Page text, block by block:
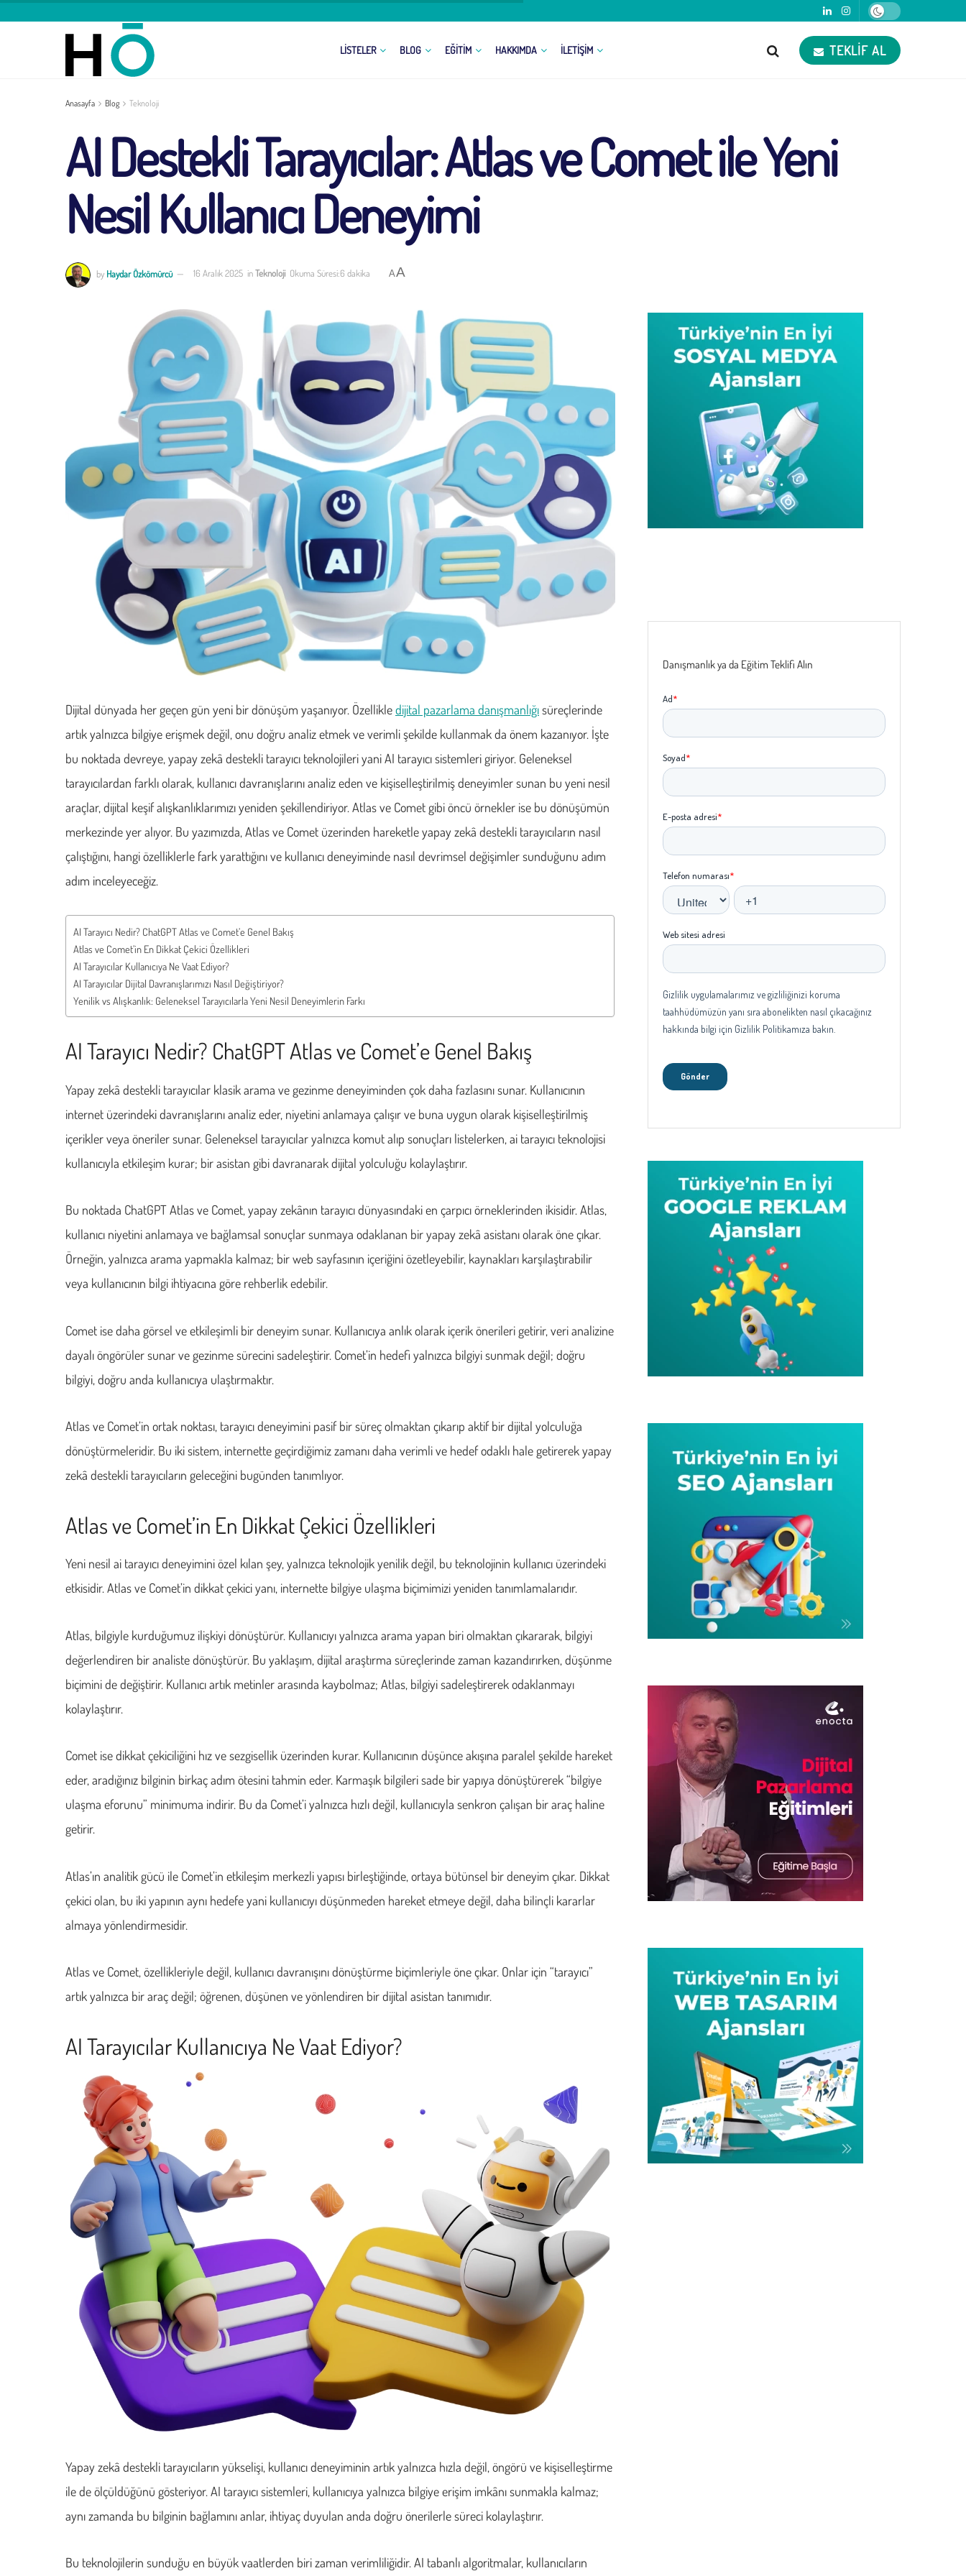
LISTELER BLOG EĞITIM HAKKIMDA İLETIŞIM TEKLIF AL
Anasayfa Blog Teknoloji
AI Destekli Tarayıcılar: Atlas ve Comet ile Yeni
Nesil Kullanıcı Deneyimi
by Haydar Özkömürcü 16 Aralık 2025 inTeknoloji Okuma Süresi:6 dakika AA
Dijital dünyada her geçen gün yeni bir dönüşüm yaşanıyor. Özellikledijital pazarlama danışmanlığısüreçlerinde
artık yalnızca bilgiye erişmek değil, onu doğru analiz etmek ve verimli şekilde kullanmak da önem kazanıyor. İşte
bu noktada devreye, yapay zekâ destekli tarayıcı teknolojileri yani AI tarayıcı sistemleri giriyor. Geleneksel
tarayıcılardan farklı olarak, kullanıcı davranışlarını analiz eden ve kişiselleştirilmiş deneyimler sunan bu yeni nesil
araçlar, dijital keşif alışkanlıklarımızı yeniden şekillendiriyor. Atlas ve Comet gibi öncü örnekler ise bu dönüşümün
merkezinde yer alıyor. Bu yazımızda, Atlas ve Comet üzerinden hareketle yapay zekâ destekli tarayıcıların nasıl
çalıştığını, hangi özelliklerle fark yarattığını ve kullanıcı deneyiminde nasıl devrimsel değişimler sunduğunu adım
adım inceleyeceğiz.
AI Tarayıcı Nedir? ChatGPT Atlas ve Comet’e Genel Bakış
Atlas ve Comet’in En Dikkat Çekici Özellikleri
AI Tarayıcılar Kullanıcıya Ne Vaat Ediyor?
AI Tarayıcılar Dijital Davranışlarımızı Nasıl Değiştiriyor?
Yenilik vs Alışkanlık: Geleneksel Tarayıcılarla Yeni Nesil Deneyimlerin Farkı
AI Tarayıcı Nedir? ChatGPT Atlas ve Comet’e Genel Bakış
Yapay zekâ destekli tarayıcılar klasik arama ve gezinme deneyiminden çok daha fazlasını sunar. Kullanıcının
internet üzerindeki davranışlarını analiz eder, niyetini anlamaya çalışır ve buna uygun olarak kişiselleştirilmiş
içerikler veya öneriler sunar. Geleneksel tarayıcılar yalnızca komut alıp sonuçları listelerken, ai tarayıcı teknolojisi
kullanıcıyla etkileşim kurar; bir asistan gibi davranarak dijital yolculuğu kolaylaştırır.
Bu noktada ChatGPT Atlas ve Comet, yapay zekânın tarayıcı dünyasındaki en çarpıcı örneklerinden ikisidir. Atlas,
kullanıcı niyetini anlamaya ve bağlamsal sonuçlar sunmaya odaklanan bir yapay zekâ asistanı olarak öne çıkar.
Örneğin, yalnızca arama yapmakla kalmaz; bir web sayfasının içeriğini özetleyebilir, kaynakları karşılaştırabilir
veya kullanıcının bilgi ihtiyacına göre rehberlik edebilir.
Comet ise daha görsel ve etkileşimli bir deneyim sunar. Kullanıcıya anlık olarak içerik önerileri getirir, veri analizine
dayalı öngörüler sunar ve gezinme sürecini sadeleştirir. Comet’in hedefi yalnızca bilgiyi sunmak değil; doğru
bilgiyi, doğru anda kullanıcıya ulaştırmaktır.
Atlas ve Comet’in ortak noktası, tarayıcı deneyimini pasif bir süreç olmaktan çıkarıp aktif bir dijital yolculuğa
dönüştürmeleridir. Bu iki sistem, internette geçirdiğimiz zamanı daha verimli ve hedef odaklı hale getirerek yapay
zekâ destekli tarayıcıların geleceğini bugünden tanımlıyor.
Atlas ve Comet’in En Dikkat Çekici Özellikleri
Yeni nesil ai tarayıcı deneyimini özel kılan şey, yalnızca teknolojik yenilik değil, bu teknolojinin kullanıcı üzerindeki
etkisidir. Atlas ve Comet’in dikkat çekici yanı, internette bilgiye ulaşma biçimimizi yeniden tanımlamalarıdır.
Atlas, bilgiyle kurduğumuz ilişkiyi dönüştürür. Kullanıcıyı yalnızca arama yapan biri olmaktan çıkararak, bilgiyi
değerlendiren bir analiste dönüştürür. Bu yaklaşım, dijital araştırma süreçlerinde zaman kazandırırken, düşünme
biçimini de değiştirir. Kullanıcı artık metinler arasında kaybolmaz; Atlas, bilgiyi sadeleştirerek odaklanmayı
kolaylaştırır.
Comet ise dikkat çekiciliğini hız ve sezgisellik üzerinden kurar. Kullanıcının düşünce akışına paralel şekilde hareket
eder, aradığınız bilginin birkaç adım ötesini tahmin eder. Karmaşık bilgileri sade bir yapıya dönüştürerek “bilgiye
ulaşma eforunu” minimuma indirir. Bu da Comet’i yalnızca hızlı değil, kullanıcıyla senkron çalışan bir araç haline
getirir.
Atlas’ın analitik gücü ile Comet’in etkileşim merkezli yapısı birleştiğinde, ortaya bütünsel bir deneyim çıkar. Dikkat
çekici olan, bu iki yapının aynı hedefe yani kullanıcıyı düşünmeden hareket etmeye değil, daha bilinçli kararlar
almaya yönlendirmesidir.
Atlas ve Comet, özellikleriyle değil, kullanıcı davranışını dönüştürme biçimleriyle öne çıkar. Onlar için “tarayıcı”
artık yalnızca bir araç değil; öğrenen, düşünen ve yönlendiren bir dijital asistan tanımıdır.
AI Tarayıcılar Kullanıcıya Ne Vaat Ediyor?
Yapay zekâ destekli tarayıcıların yükselişi, kullanıcı deneyiminin artık yalnızca hızla değil, öngörü ve kişiselleştirme
ile de ölçüldüğünü gösteriyor. AI tarayıcı sistemleri, kullanıcıya yalnızca bilgiye erişim imkânı sunmakla kalmaz;
aynı zamanda bu bilginin bağlamını anlar, ihtiyaç duyulan anda doğru önerilerle süreci kolaylaştırır.
Bu teknolojilerin sunduğu en büyük vaatlerden biri zaman verimliliğidir. AI tabanlı algoritmalar, kullanıcıların
Danışmanlık ya da Eğitim Teklifi Alın